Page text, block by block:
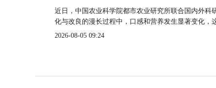
近日，中国农业科学院都市农业研究所联合国内外
化与改良的漫长过程中，口感和营养发生显著变化，
2026-08-05 09:24